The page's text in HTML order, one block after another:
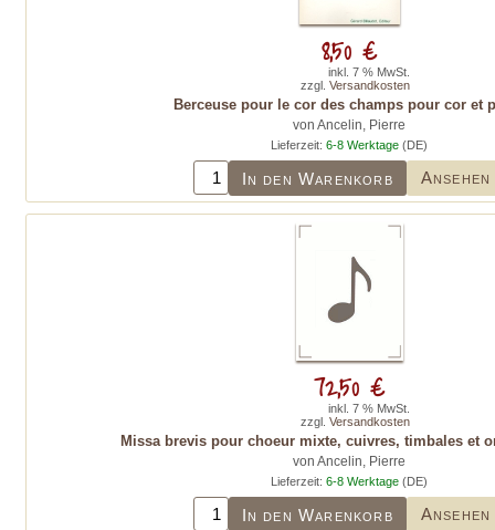
Berceuse pour le cor des champs pour cor et
von Ancelin, Pierre
Lieferzeit: 6-8 Werktage (DE)
In den Warenkorb Ansehen
8,50 €
inkl. 7 % MwSt.
zzgl. Versandkosten
Missa brevis pour choeur mixte, cuivres, timbales et
von Ancelin, Pierre
Lieferzeit: 6-8 Werktage (DE)
In den Warenkorb Ansehen
72,50 €
inkl. 7 % MwSt.
zzgl. Versandkosten